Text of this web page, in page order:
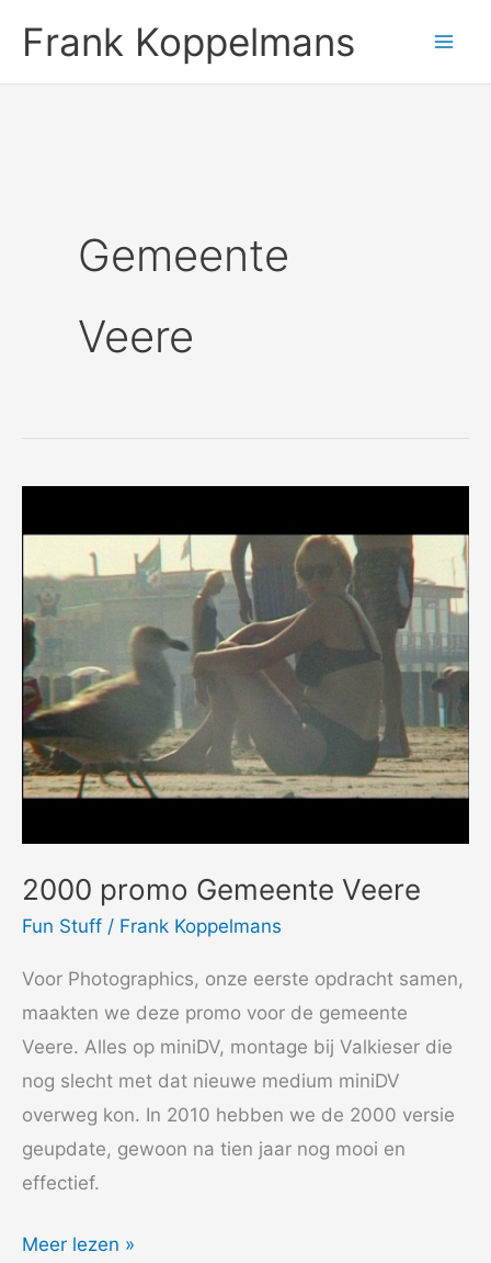
naar
de
Frank Koppelmans
Gemeente
Veere
2000 promo Gemeente Veere
Fun Stuff / Frank Koppelmans
Voor Photographics, onze eerste opdracht samen,
maakten we deze promo voor de gemeente
Veere. Alles op miniDV, montage bij Valkieser die
nog slecht met dat nieuwe medium miniDV
overweg kon. In 2010 hebben we de 2000 versie
geupdate, gewoon na tien jaar nog mooi en
effectief.
2000
Meer lezen »